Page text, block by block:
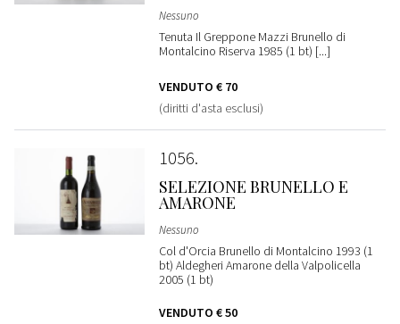
Nessuno
Tenuta Il Greppone Mazzi Brunello di
Montalcino Riserva 1985 (1 bt) [...]
VENDUTO € 70
(diritti d'asta esclusi)
1056
SELEZIONE BRUNELLO E
AMARONE
Nessuno
Col d'Orcia Brunello di Montalcino 1993 (1
bt) Aldegheri Amarone della Valpolicella
2005 (1 bt)
VENDUTO € 50